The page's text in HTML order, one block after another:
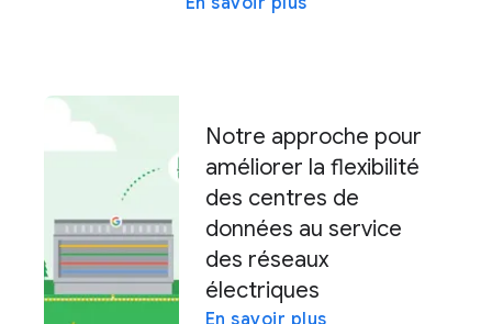
Notre approche pour
améliorer la flexibilité
des centres de
données au service
des réseaux
électriques